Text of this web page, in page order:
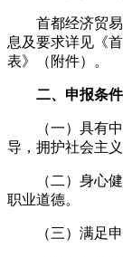
首都经济贸易
息及要求详见《
表》（附件）。
二、申报条件
（一）具有中
导，拥护社会主义
（二）身心健
职业道德。
（三）满足申